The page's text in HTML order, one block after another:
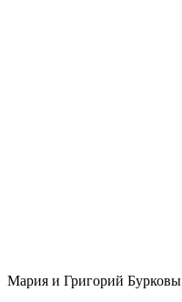
Мария и Григорий Бурковы